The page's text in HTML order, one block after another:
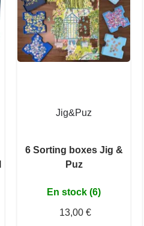
Jig&Puz
6 Sorting boxes Jig &
Puz
En stock (6)
13,00 €